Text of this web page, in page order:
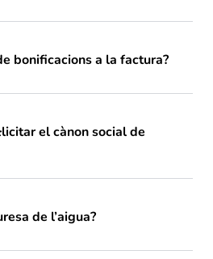
bonificacions a la factura?
el cànon social de
de l’aigua?